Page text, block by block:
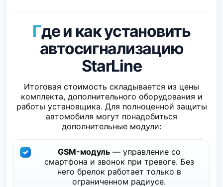
Где и как установить
автосигнализацию
StarLine
Итоговая стоимость складывается из цены
комплекта, дополнительного оборудования и
работы установщика. Для полноценной защиты
автомобиля могут понадобиться
дополнительные модули:
GSM-модуль— управление со
смартфона и звонок при тревоге. Без
него брелок работает только в
ограниченном радиусе.